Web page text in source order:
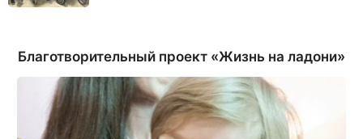
Благотворительный проект «Жизнь на ладони»